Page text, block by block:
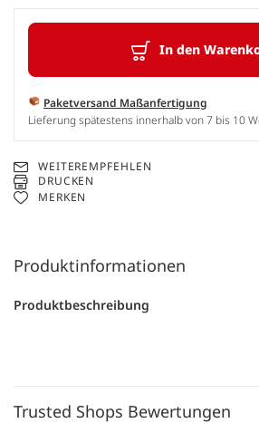
In den
Paketversand Maßanfertigung
Lieferung spätestens innerhalb von 7 bis 10
WEITEREMPFEHLEN
DRUCKEN
MERKEN
Produktinformationen
Produktbeschreibung
Trusted Shops Bewertungen